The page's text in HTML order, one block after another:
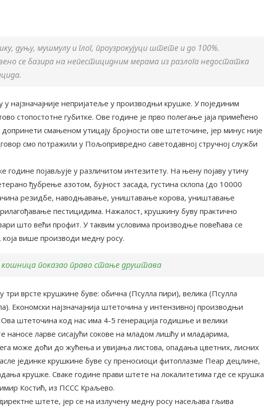
дуњу, мушмулу и глог, проузрокујуци штете и до 100%.
се базира на непестицидним мерама из разлога недостатка
у најзначајније непријатеље у производњи крушке. У појединим
стопостотне губитке. Ове године је прво полегање јаја примећено
смањеном утицају бројности ове штеточине, јер минус није
смо потражили у Пољопривредно саветодавној стручној служби
године појављује у различитом интезитету. На њену појаву утичу
ђубрење азотом, бујност засада, густина склопа (до 10000
резидбе, наводњавање, уништавање корова, уништавање
пестицидима. Нажалост, крушкину буву практично
што већи профит. У таквим условима производње повећава се
више производи медну росу.
кошница показао право стање друштава
три врсте крушкине буве: обична (Псyлла пири), велика (Псyлла
Економски најзначајнија штеточина у интензивној производњи
штеточина код нас има 4-5 генерација годишње и велики
ларве сисајући сокове на младом лишћу и младарима,
може доћи до жућења и увијања листова, опадања цветних, лисних
јединке крушкине буве су преносиоци фитоплазме Пеар децлине,
крушке. Сваке године прави штете на локалитетима где се крушка
Костић, из ПССС Краљево.
штете, јер се на излучену медну росу насељава гљива